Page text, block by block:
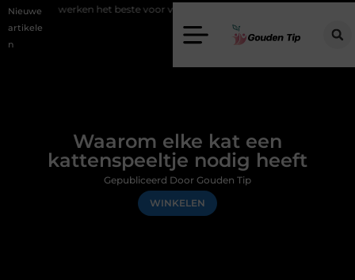
Nieuwe
artikele
n
het beste voor vastgoedmarketing?
Waarom elke kat een
kattenspeeltje nodig heeft
WINKELEN
Gepubliceerd Door Gouden Tip